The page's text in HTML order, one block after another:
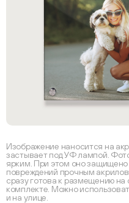
Изображение наносится на
застывает под УФ лампой.
ярким. При этом оно защищено
повреждений прочным
сразу готова к размещению на
комплекте. Можно
и на улице.